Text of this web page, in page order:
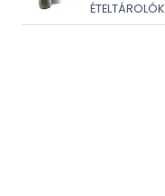
ÉTELTÁROLÓK